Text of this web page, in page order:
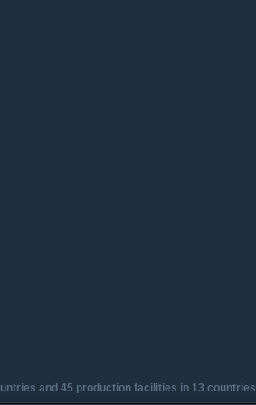
and 45 production facilities in 13 countries